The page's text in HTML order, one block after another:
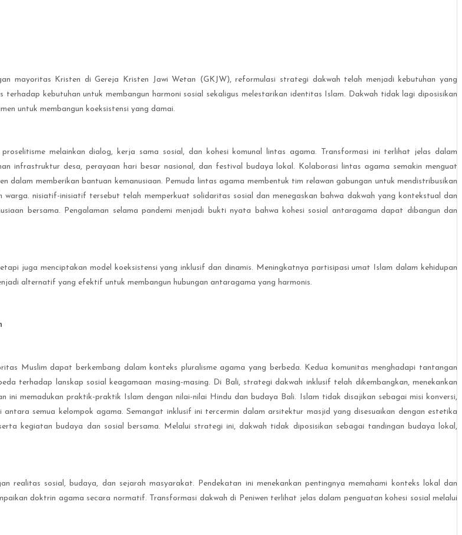
mayoritas Kristen di Gereja Kristen Jawi Wetan (GKJW), reformulasi strategi dakwah telah menjadi kebutuhan yang
kebutuhan untuk membangun harmoni sosial sekaligus melestarikan identitas Islam. Dakwah tidak lagi diposisikan
untuk membangun koeksistensi yang damai.
melainkan dialog, kerja sama sosial, dan kohesi komunal lintas agama. Transformasi ini terlihat jelas dalam
infrastruktur desa, perayaan hari besar nasional, dan festival budaya lokal. Kolaborasi lintas agama semakin menguat
dalam memberikan bantuan kemanusiaan. Pemuda lintas agama membentuk tim relawan gabungan untuk mendistribusikan
nisiatif-inisiatif tersebut telah memperkuat solidaritas sosial dan menegaskan bahwa dakwah yang kontekstual dan
bersama. Pengalaman selama pandemi menjadi bukti nyata bahwa kohesi sosial antaragama dapat dibangun dan
juga menciptakan model koeksistensi yang inklusif dan dinamis. Meningkatnya partisipasi umat Islam dalam kehidupan
alternatif yang efektif untuk membangun hubungan antaragama yang harmonis.
Muslim dapat berkembang dalam konteks pluralisme agama yang berbeda. Kedua komunitas menghadapi tantangan
terhadap lanskap sosial keagamaan masing-masing. Di Bali, strategi dakwah inklusif telah dikembangkan, menekankan
memadukan praktik-praktik Islam dengan nilai-nilai Hindu dan budaya Bali. Islam tidak disajikan sebagai misi konversi,
semua kelompok agama. Semangat inklusif ini tercermin dalam arsitektur masjid yang disesuaikan dengan estetika
kegiatan budaya dan sosial bersama. Melalui strategi ini, dakwah tidak diposisikan sebagai tandingan budaya lokal,
realitas sosial, budaya, dan sejarah masyarakat. Pendekatan ini menekankan pentingnya memahami konteks lokal dan
doktrin agama secara normatif. Transformasi dakwah di Peniwen terlihat jelas dalam penguatan kohesi sosial melalui